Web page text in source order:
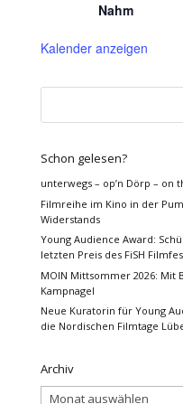
Nahm
Kalender anzeigen
Schon gelesen?
unterwegs – op’n Dörp – on
Filmreihe im Kino in der
Widerstands
Young Audience Award:
letzten Preis des FiSH
MOIN Mittsommer 2026: Mit
Kampnagel
Neue Kuratorin für Young
die Nordischen Filmtage
Archiv
Archiv